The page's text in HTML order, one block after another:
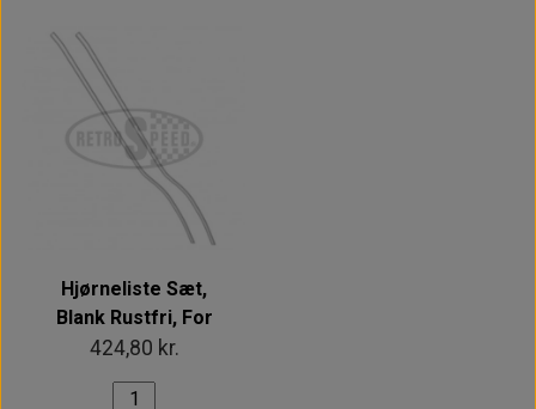
Hjørneliste Sæt,
Blank Rustfri, For
424,80 kr.